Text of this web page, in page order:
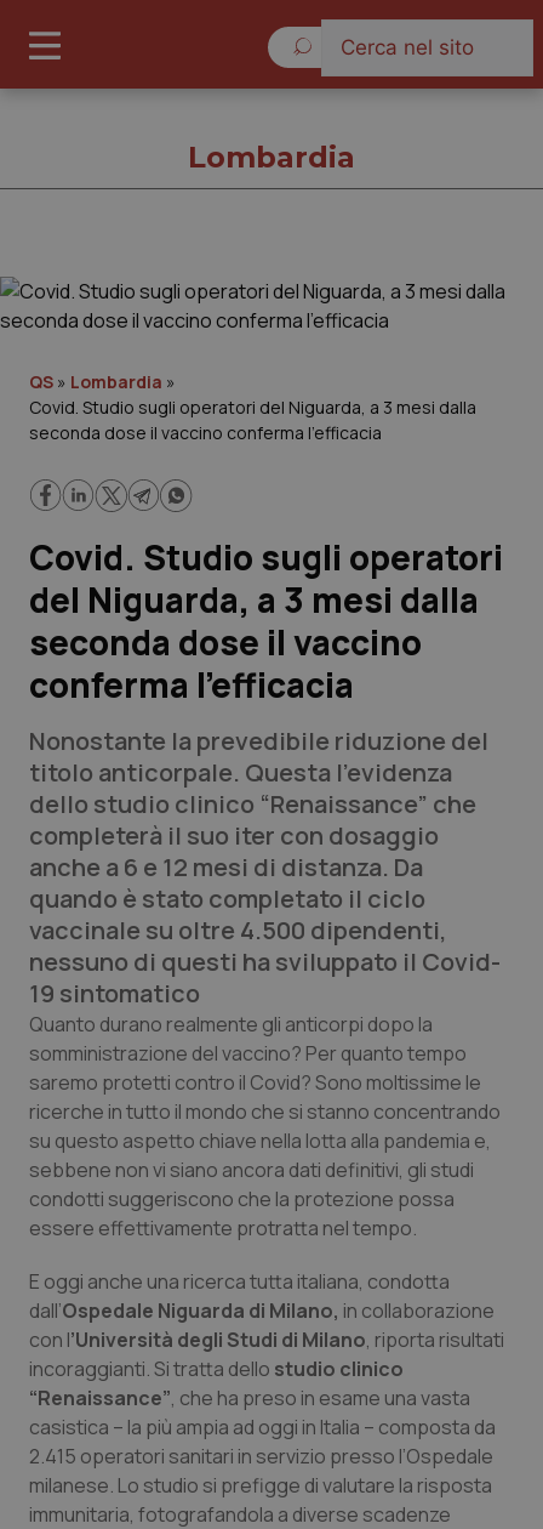
Governo e Parlamento
Regioni e Asl
Lavoro e Professioni
Scienza e Farmaci
Studi e Analisi
Lettere al direttore
Edizioni Regionali
QS Pro
Professionisti Sanitari.AI
Abruzzo
Basilicata
Calabria
Campania
Emilia-Romagna
Friuli Venezia Giulia
Lazio
Liguria
Lombardia
QS Pro Gold
Artrite & artrosi
Asma & BPCO
Car-T
Colesterolo & coronaropatie
Dermatite Atopica
Diabete & glucometri
Disturbi dell’umore
Dolore
QS Club Newsletter
Lombardia
QS » Lombardia »
Covid. Studio sugli operatori del Niguarda, a 3 mesi dalla
seconda dose il vaccino conferma l’efficacia
Covid. Studio sugli operatori
del Niguarda, a 3 mesi dalla
seconda dose il vaccino
conferma l’efficacia
Nonostante la prevedibile riduzione del
titolo anticorpale. Questa l’evidenza
dello studio clinico “Renaissance” che
completerà il suo iter con dosaggio
anche a 6 e 12 mesi di distanza. Da
quando è stato completato il ciclo
vaccinale su oltre 4.500 dipendenti,
nessuno di questi ha sviluppato il Covid-
19 sintomatico
Quanto durano realmente gli anticorpi dopo la
somministrazione del vaccino? Per quanto tempo
saremo protetti contro il Covid? Sono moltissime le
ricerche in tutto il mondo che si stanno concentrando
su questo aspetto chiave nella lotta alla pandemia e,
sebbene non vi siano ancora dati definitivi, gli studi
condotti suggeriscono che la protezione possa
essere effettivamente protratta nel tempo.
E oggi anche una ricerca tutta italiana, condotta
dall’Ospedale Niguarda di Milano, in collaborazione
con l’Università degli Studi di Milano, riporta risultati
incoraggianti. Si tratta dello studio clinico
“Renaissance”, che ha preso in esame una vasta
casistica – la più ampia ad oggi in Italia – composta da
2.415 operatori sanitari in servizio presso l’Ospedale
milanese. Lo studio si prefigge di valutare la risposta
immunitaria, fotografandola a diverse scadenze